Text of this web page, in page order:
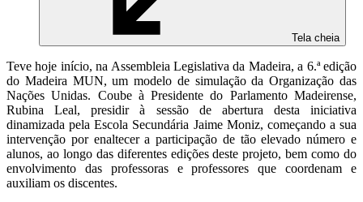
Tela cheia
Teve hoje início, na Assembleia Legislativa da Madeira, a 6.ª edição
do Madeira MUN, um modelo de simulação da Organização das
Nações Unidas. Coube à Presidente do Parlamento Madeirense,
Rubina Leal, presidir à sessão de abertura desta iniciativa
dinamizada pela Escola Secundária Jaime Moniz, começando a sua
intervenção por enaltecer a participação de tão elevado número e
alunos, ao longo das diferentes edições deste projeto, bem como do
envolvimento das professoras e professores que coordenam e
auxiliam os discentes.